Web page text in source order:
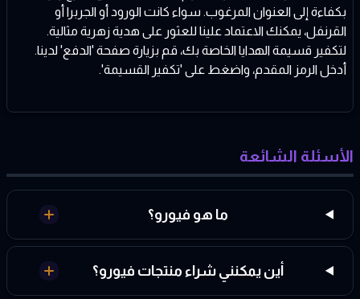
بكفاءة إلى العنوان المرغوب. سواء كانت الورود أو الجربرا أو
القرنفل، يمكنك الاعتماد علينا للعثور على هدية زهرية مثالية.
لتكفير قسيمة الهدايا الخاصة بك، قم بزيارة صفحة 'الدفع' لدينا.
أدخل الرمز المقدم، واضغط على 'تكفير القسيمة'.
الأسئلة الشائعة
ما هو فيورو؟
أين يمكنني شراء منتجات فيورو؟